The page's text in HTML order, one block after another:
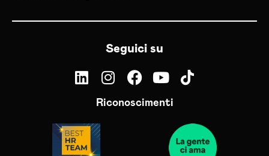
Seguici su
Riconoscimenti